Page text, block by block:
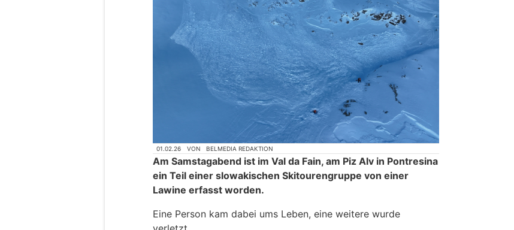
01.02.26 VON BELMEDIA REDAKTION
Am Samstagabend ist im Val da Fain, am Piz Alv in Pontresina
ein Teil einer slowakischen Skitourengruppe von einer
Lawine erfasst worden.
Eine Person kam dabei ums Leben, eine weitere wurde